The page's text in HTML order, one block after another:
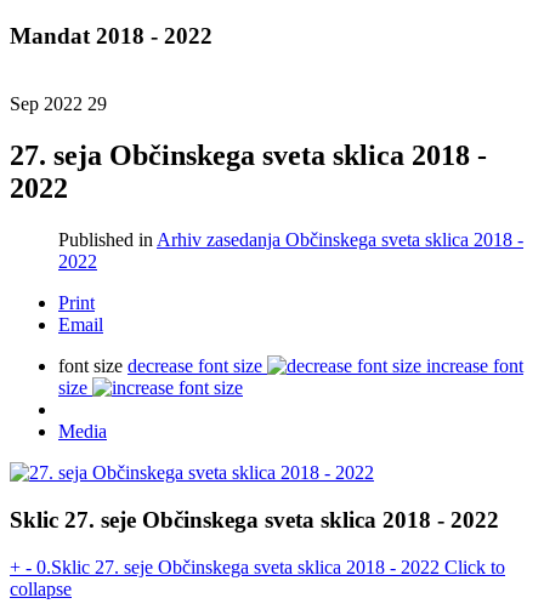
Mandat 2018 - 2022
Sep 2022 29
27. seja Občinskega sveta sklica 2018 -
2022
Published in Arhiv zasedanja Občinskega sveta sklica 2018 -
2022
Print
Email
font size decrease font size
increase font
size
Media
Sklic 27. seje Občinskega sveta sklica 2018 - 2022
+ - 0.Sklic 27. seje Občinskega sveta sklica 2018 - 2022 Click to
collapse